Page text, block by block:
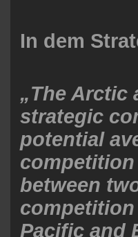
In dem
„The Arctic
strategic
potential
between
Pacific and